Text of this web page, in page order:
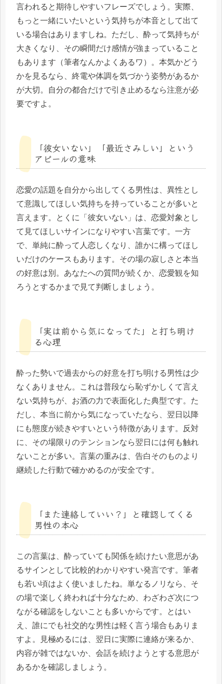
言われると期待しやすいフレーズでしょう。実際、
もっと一緒にいたいという気持ちが本音として出て
いる場合はありますしね。ただし、酔って気持ちが
大きくなり、その瞬間だけ感情が強まっていること
もあります（筆者なんかよくあるワ）。本気かどう
かを見るなら、終電や体調を気づかう姿勢があるか
が大切。自分の都合だけで引き止めるなら注意が必
要ですよ。
「彼女いない」「最近さみしい」という
アピールの意味
恋愛の話題を自分から出してくる男性は、異性とし
て意識してほしい気持ちを持っていることが多いと
言えます。とくに「彼女いない」は、恋愛対象とし
て見てほしいサインになりやすい言葉です。一方
で、単純に酔って人恋しくなり、誰かに構ってほし
いだけのケースもあります。その場の寂しさと本当
の好意は別。あなたへの質問が続くか、恋愛観を知
ろうとするかまで見て判断しましょう。
「実は前から気になってた」と打ち明け
る心理
酔った勢いで過去からの好意を打ち明ける男性は少
なくありません。これは普段なら恥ずかしくて言え
ない気持ちが、お酒の力で表面化した典型です。た
だし、本当に前から気になっていたなら、翌日以降
にも態度が続きやすいという特徴があります。反対
に、その場限りのテンションなら翌日には何も触れ
ないことが多い。言葉の重みは、告白そのものより
継続した行動で確かめるのが安全です。
「また連絡していい？」と確認してくる
男性の本心
この言葉は、酔っていても関係を続けたい意思があ
るサインとして比較的わかりやすい発言です。筆者
も若い頃はよく使いましたね。単なるノリなら、そ
の場で楽しく終われば十分なため、わざわざ次につ
ながる確認をしないことも多いからです。とはい
え、誰にでも社交的な男性は軽く言う場合もありま
すよ。見極めるには、翌日に実際に連絡が来るか、
内容が雑ではないか、会話を続けようとする意思が
あるかを確認しましょう。